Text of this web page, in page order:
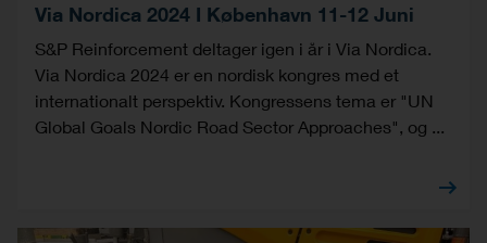
Via Nordica 2024 I København 11-12 Juni
S&P Reinforcement deltager igen i år i Via Nordica.
Via Nordica 2024 er en nordisk kongres med et
internationalt perspektiv. Kongressens tema er "UN
Global Goals Nordic Road Sector Approaches", og ...